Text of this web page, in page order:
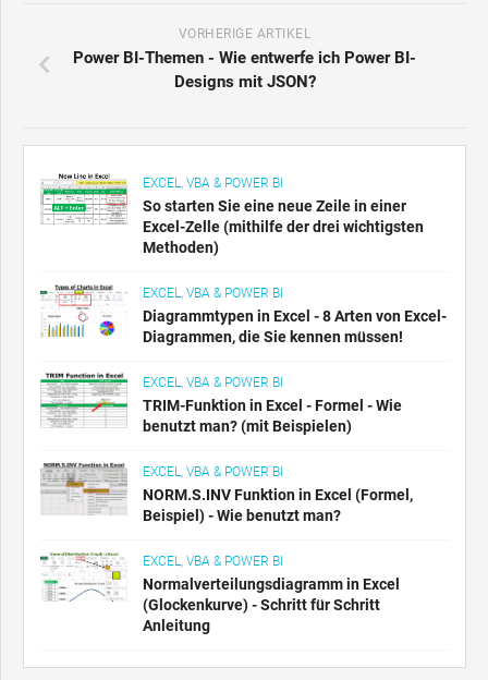
VORHERIGE ARTIKEL
Power BI-Themen - Wie entwerfe ich Power BI-
Designs mit JSON?
EXCEL, VBA & POWER BI
So starten Sie eine neue Zeile in einer
Excel-Zelle (mithilfe der drei wichtigsten
Methoden)
EXCEL, VBA & POWER BI
Diagrammtypen in Excel - 8 Arten von Excel-
Diagrammen, die Sie kennen müssen!
EXCEL, VBA & POWER BI
TRIM-Funktion in Excel - Formel - Wie
benutzt man? (mit Beispielen)
EXCEL, VBA & POWER BI
NORM.S.INV Funktion in Excel (Formel,
Beispiel) - Wie benutzt man?
EXCEL, VBA & POWER BI
Normalverteilungsdiagramm in Excel
(Glockenkurve) - Schritt für Schritt
Anleitung